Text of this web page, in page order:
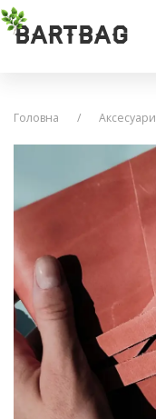
BARTBAG
Головна Аксесуари